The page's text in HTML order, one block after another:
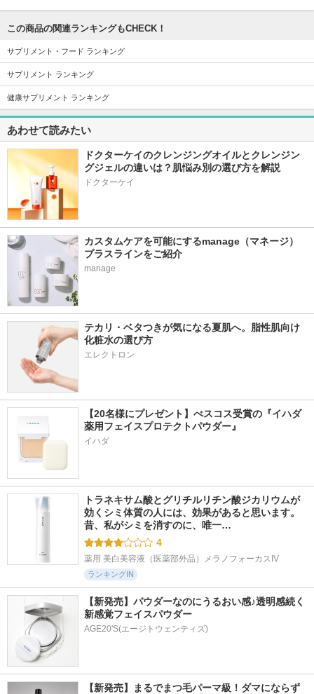
5.6
46件
ソーリーノットコー
ヒー
Esther Formula
ヨエスターリポソー
ムGLTダイレクトウ
フライミールシェイ
ク
ヴィーガナリーダイ
エットゼリー(シャ
インマスカット味)4
200mg
d'Alba(ダルバ)
PRESS SHOT
コレオロジー快調ゼ
5.9
85件
クレンズ
LIVELING
レクトフィルム
Esther Formula
NE:AR
5.7
FOODOLOGY
5.9
35件
6.1
139件
Boratalks
この商品の関連ランキングもCHECK！
サプリメント・フード ランキング
サプリメント ランキング
健康サプリメント ランキング
あわせて読みたい
ドクターケイのクレンジングオイルとクレンジン
グジェルの違いは？肌悩み別の選び方を解説
ドクターケイ
カスタムケアを可能にするmanage（マネージ）
プラスラインをご紹介
manage
テカリ・ベタつきが気になる夏肌へ。脂性肌向け
化粧水の選び方
エレクトロン
【20名様にプレゼント】べスコス受賞の『イハダ
薬用フェイスプロテクトパウダー』
イハダ
トラネキサム酸とグリチルリチン酸ジカリウムが
効くシミ体質の人には、効果があると思います。
昔、私がシミを消すのに、唯一…
4
薬用 美白美容液（医薬部外品）メラノフォーカスIV
ランキングIN
【新発売】パウダーなのにうるおい感♪透明感続く
新感覚フェイスパウダー
AGE20'S(エージトウェンティズ)
【新発売】まるでまつ毛パーマ級！ダマにならず